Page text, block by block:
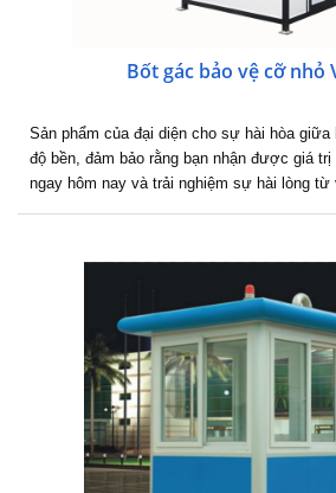
Bốt gác bảo vệ cỡ nhỏ
Sản phẩm của đại diện cho sự hài hòa
độ bền, đảm bảo rằng bạn nhận được giá
ngay hôm nay và trải nghiệm sự hài lòng từ